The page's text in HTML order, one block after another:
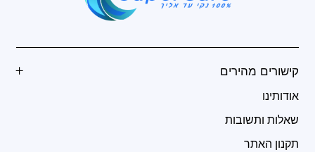
קישורים מהירים
אודותינו
שאלות ותשובות
תקנון האתר